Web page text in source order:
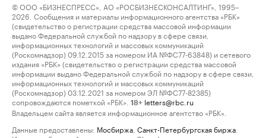
© ООО «БИЗНЕСПРЕСС», АО «РОСБИЗНЕСКОНСАЛТИНГ», 1995–
2026. Сообщения и материалы информационного агентства «РБК»
(свидетельство о регистрации средства массовой информации
выдано Федеральной службой по надзору в сфере связи,
информационных технологий и массовых коммуникаций
(Роскомнадзор) 09.12.2015 за номером ИА №ФС77-63848) и сетевого
издания «РБК» (свидетельство о регистрации средства массовой
информации выдано Федеральной службой по надзору в сфере связи,
информационных технологий и массовых коммуникаций
(Роскомнадзор) 03.12.2021 за номером ЭЛ №ФС77-82385)
сопровождаются пометкой «РБК».
18+ letters@rbc.ru
Владельцем сайта является информационное агентство «РБК».
Данные предоставлены: Мосбиржа Санкт-Петербургская биржа